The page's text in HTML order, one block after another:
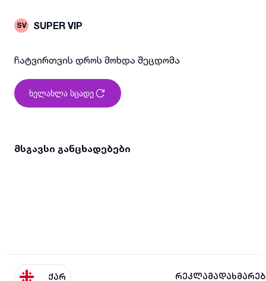
SV SUPER VIP
ჩატვირთვის დროს მოხდა შეცდომა
ხელახლა სცადე
მსგავსი განცხადებები
ქარ რეკლამა